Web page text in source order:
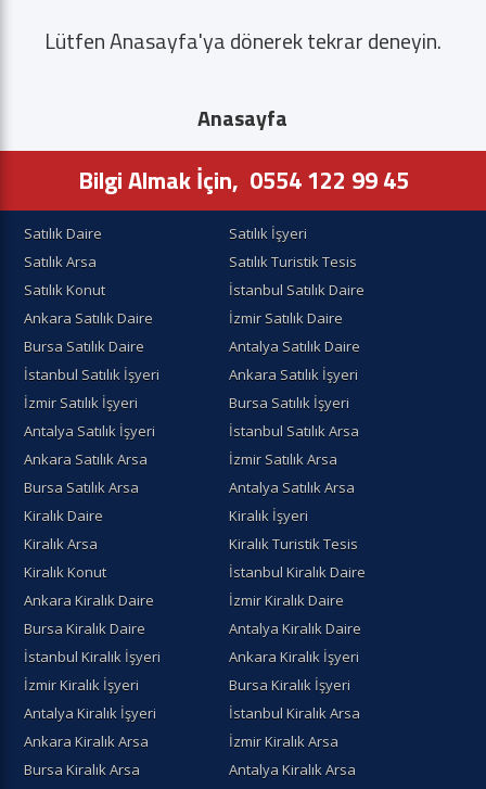
Lütfen Anasayfa'ya dönerek tekrar deneyin.
Anasayfa
Bilgi Almak İçin, 0554 122 99 45
Satılık Daire
Satılık İşyeri
Satılık Arsa
Satılık Turistik Tesis
Satılık Konut
İstanbul Satılık Daire
Ankara Satılık Daire
İzmir Satılık Daire
Bursa Satılık Daire
Antalya Satılık Daire
İstanbul Satılık İşyeri
Ankara Satılık İşyeri
İzmir Satılık İşyeri
Bursa Satılık İşyeri
Antalya Satılık İşyeri
İstanbul Satılık Arsa
Ankara Satılık Arsa
İzmir Satılık Arsa
Bursa Satılık Arsa
Antalya Satılık Arsa
Kiralık Daire
Kiralık İşyeri
Kiralık Arsa
Kiralık Turistik Tesis
Kiralık Konut
İstanbul Kiralık Daire
Ankara Kiralık Daire
İzmir Kiralık Daire
Bursa Kiralık Daire
Antalya Kiralık Daire
İstanbul Kiralık İşyeri
Ankara Kiralık İşyeri
İzmir Kiralık İşyeri
Bursa Kiralık İşyeri
Antalya Kiralık İşyeri
İstanbul Kiralık Arsa
Ankara Kiralık Arsa
İzmir Kiralık Arsa
Bursa Kiralık Arsa
Antalya Kiralık Arsa